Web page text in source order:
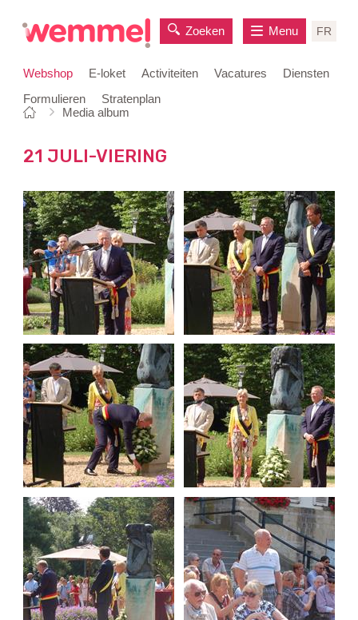
Webshop E-loket Activiteiten Vacatures
Diensten
Formulieren
Stratenplan
Zoeken FR
Menu
Je
hier:
Startpagina
Media album
21 JULI-VIERING